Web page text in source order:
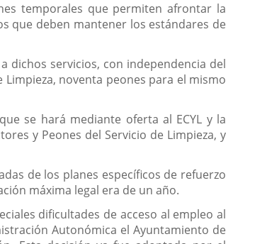
temporales que permiten afrontar la
que deben mantener los estándares de
dichos servicios, con independencia del
noventa peones para el mismo
se hará mediante oferta al ECYL y la
y Peones del Servicio de Limpieza, y
de los planes específicos de refuerzo
máxima legal era de un año.
dificultades de acceso al empleo al
Autonómica el Ayuntamiento de